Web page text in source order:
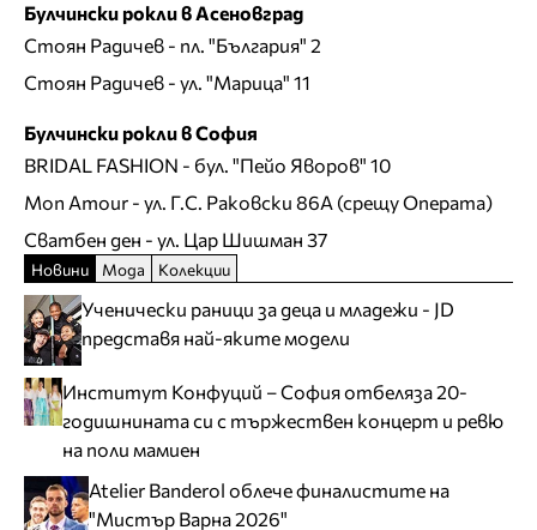
Булчински рокли в Асеновград
Стоян Радичев - пл. "България" 2
Стоян Радичев - ул. "Марица" 11
Булчински рокли в София
BRIDAL FASHION - бул. "Пейо Яворов" 10
Mon Amour - ул. Г.С. Раковски 86А (срещу Операта)
Сватбен ден - ул. Цар Шишман 37
Новини Мода Колекции
Ученически раници за деца и младежи - JD
представя най-яките модели
Институт Конфуций – София отбеляза 20-
годишнината си с тържествен концерт и ревю
на поли мамиен
Atelier Banderol облече финалистите на
"Мистър Варна 2026"